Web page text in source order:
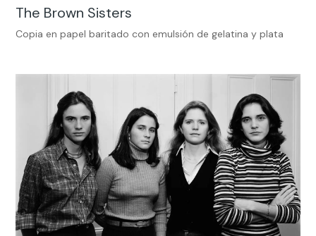
The Brown Sisters
Copia en papel baritado con emulsión de gelatina y plata